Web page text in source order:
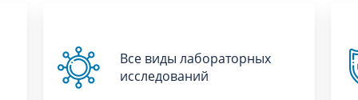
Все виды лабораторных
исследований